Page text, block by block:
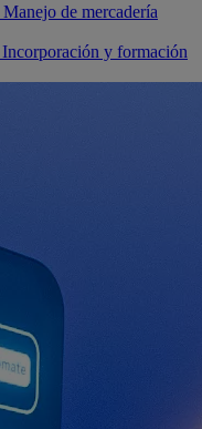
Manejo de mercadería
Incorporación y formación